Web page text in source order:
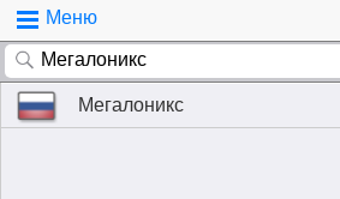
Меню
Мегалоникс